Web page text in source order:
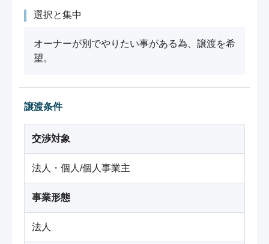
選択と集中
オーナーが別でやりたい事がある為、譲渡を希
望。
譲渡条件
交渉対象
法人・個人/個人事業主
事業形態
法人